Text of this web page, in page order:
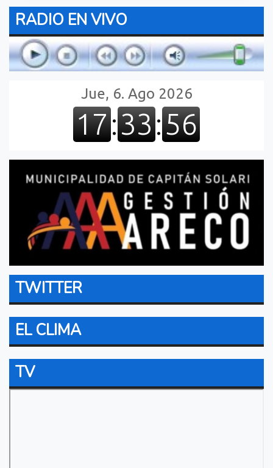
RADIO EN VIVO
TWITTER
EL CLIMA
TV